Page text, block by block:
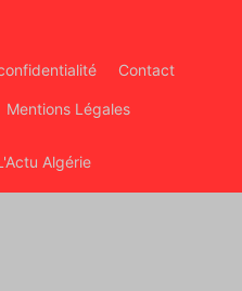
Contact
Mentions Légales
Algérie